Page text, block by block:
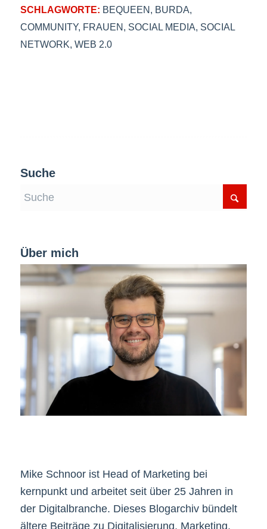
SCHLAGWORTE: BEQUEEN, BURDA,
COMMUNITY, FRAUEN, SOCIAL MEDIA, SOCIAL
NETWORK, WEB 2.0
Suche
Über mich
Mike Schnoor ist Head of Marketing bei
kernpunkt und arbeitet seit über 25 Jahren in
der Digitalbranche. Dieses Blogarchiv bündelt
ältere Beiträge zu Digitalisierung, Marketing,